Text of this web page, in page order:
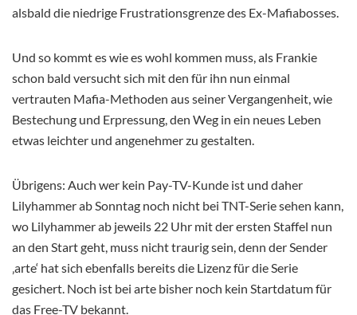
alsbald die niedrige Frustrationsgrenze des Ex-Mafiabosses.
Und so kommt es wie es wohl kommen muss, als Frankie
schon bald versucht sich mit den für ihn nun einmal
vertrauten Mafia-Methoden aus seiner Vergangenheit, wie
Bestechung und Erpressung, den Weg in ein neues Leben
etwas leichter und angenehmer zu gestalten.
Übrigens: Auch wer kein Pay-TV-Kunde ist und daher
Lilyhammer ab Sonntag noch nicht bei TNT-Serie sehen kann,
wo Lilyhammer ab jeweils 22 Uhr mit der ersten Staffel nun
an den Start geht, muss nicht traurig sein, denn der Sender
‚arte‘ hat sich ebenfalls bereits die Lizenz für die Serie
gesichert. Noch ist bei arte bisher noch kein Startdatum für
das Free-TV bekannt.